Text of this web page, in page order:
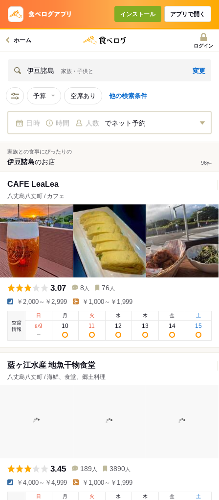
インストール アプリで開く
ホーム
ログイン
伊豆諸島 家族・子供と 変更
予算 空席あり 他の検索条件
日時 時間 人数 でネット予約
家族との食事にぴったりの
伊豆諸島のお店 96件
CAFE LeaLea
八丈島八丈町 / カフェ
3.07 8 人 76 人
￥2,000～￥2,999 ￥1,000～￥1,999
空席
情報
日
8/9
月
10
火
11
水
12
木
13
金
14
土
15
藍ヶ江水産 地魚干物食堂
八丈島八丈町 / 海鮮、食堂、郷土料理
3.45 189 人 3890 人
￥4,000～￥4,999 ￥1,000～￥1,999
日
月 火 水 木 金 土